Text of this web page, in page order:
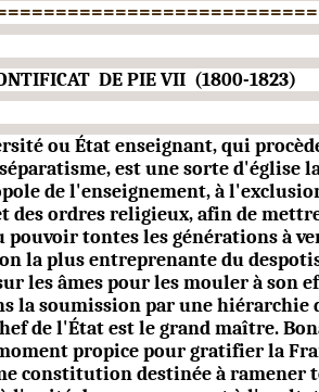
DE PIE VII (1800-1823)
ou État enseignant, qui
est une sorte d'église
de l'enseignement, à
des ordres religieux, afin de
pouvoir tontes les générations à
la plus entreprenante du
les âmes pour les mouler à son
la soumission par une hiérarchie
de l'État est le grand maître.
propice pour gratifier la
constitu­tion destinée à ramener